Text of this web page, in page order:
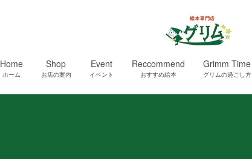
Home
ホーム
Shop
お店の案内
Event
イベント
Reccommend
おすすめ絵本
Grimm Time
グリムの過ごし方